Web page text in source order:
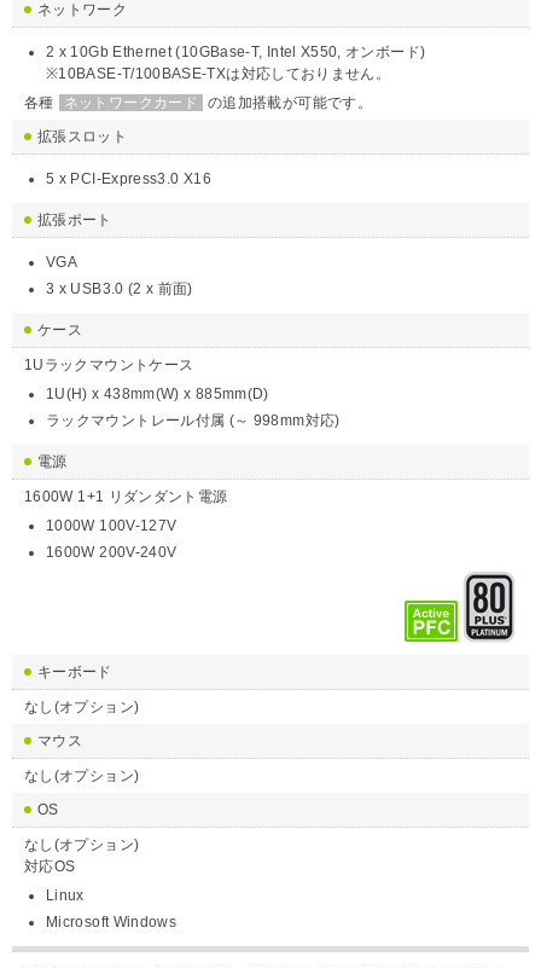
ネットワーク
2 x 10Gb Ethernet (10GBase-T, Intel X550, オンボード)
※10BASE-T/100BASE-TXは対応しておりません。
各種
ネットワークカード
の追加搭載が可能です。
拡張スロット
5 x PCI-Express3.0 X16
拡張ポート
VGA
3 x USB3.0 (2 x 前面)
ケース
1Uラックマウントケース
1U(H) x 438mm(W) x 885mm(D)
ラックマウントレール付属 (～ 998mm対応)
電源
1600W 1+1 リダンダント電源
1000W 100V-127V
1600W 200V-240V
キーボード
なし(オプション)
マウス
なし(オプション)
OS
なし(オプション)
対応OS
Linux
Microsoft Windows